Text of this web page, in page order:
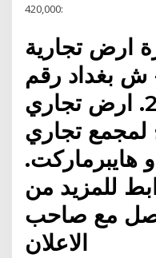
:420,000
ارض تجارية
- ش بغداد رقم
الإعلان : 24908. ارض تجاري
تجاري
هايبرماركت.
للمزيد من
مع صاحب
الاعلان